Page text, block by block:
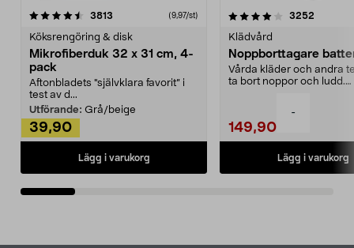
-
3813 (9,97/st)
Köksrengöring & disk
Mikrofiberduk 32 x 31 cm, 4-
pack
Aftonbladets "självklara favorit” i
test av d...
Utförande: Grå/beige
39,90
Lägg i varukorg
4.0av 5 stjärnor 3252
Klädvård
Noppborttagare
Vårda kläder och andra
ta bort noppor och ludd.
149,90
Lägg i varukorg
4.5av 5 stjärnor